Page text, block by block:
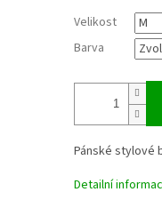
Velikost
Barva
Pánské stylové
Detailní